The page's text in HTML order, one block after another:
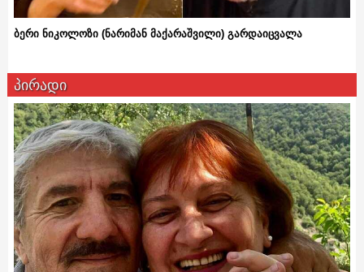
ბერი ნიკოლოზი (ნარიმან მაქარაშვილი) გარდაიცვალა
პირადი